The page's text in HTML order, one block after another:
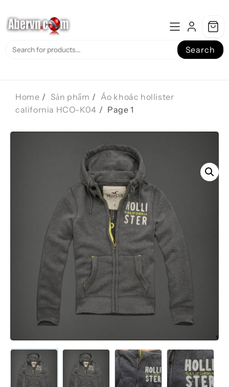
to
content
Search
Home Sản phẩm
Áo khoác hollister
california HCO-K04
Page 1